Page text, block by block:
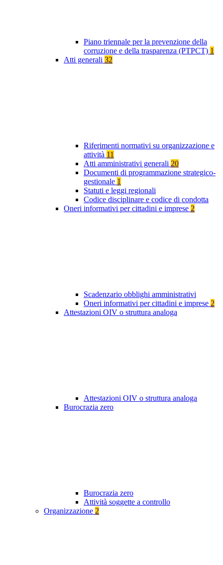
Piano triennale per la prevenzione della
corruzione e della trasparenza (PTPCT) 1
Atti generali 32
Riferimenti normativi su organizzazione e
attività 11
Atti amministrativi generali 20
Documenti di programmazione strategico-
gestionale 1
Statuti e leggi regionali
Codice disciplinare e codice di condotta
Oneri informativi per cittadini e imprese 2
Scadenzario obblighi amministrativi
Oneri informativi per cittadini e imprese 2
Attestazioni OIV o struttura analoga
Attestazioni OIV o struttura analoga
Burocrazia zero
Burocrazia zero
Attività soggette a controllo
Organizzazione 2